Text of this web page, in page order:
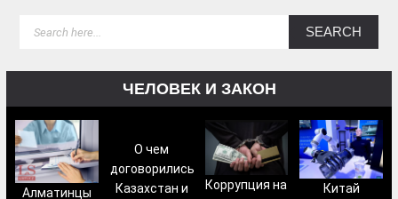
ЧЕЛОВЕК И ЗАКОН
Алматинцы
О чем
договорились
Казахстан и
Коррупция на
Китай